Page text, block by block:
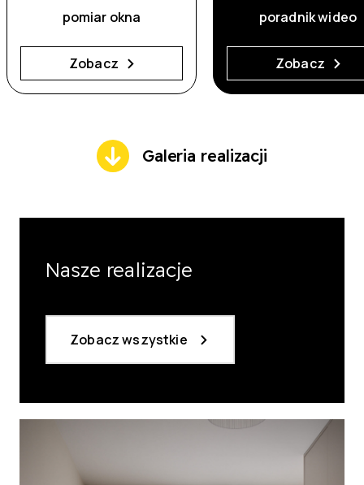
pomiar okna
Zobacz
poradnik wideo
Zobacz
Galeria realizacji
Nasze realizacje
Zobacz wszystkie